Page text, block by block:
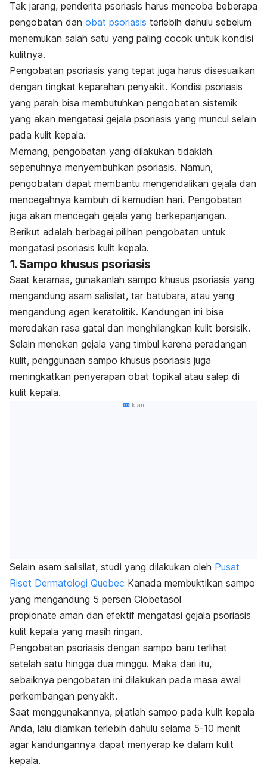
Tak jarang, penderita psoriasis harus mencoba beberapa
pengobatan dan obat psoriasis terlebih dahulu sebelum
menemukan salah satu yang paling cocok untuk kondisi
kulitnya.
Pengobatan psoriasis yang tepat juga harus disesuaikan
dengan tingkat keparahan penyakit. Kondisi psoriasis
yang parah bisa membutuhkan pengobatan sistemik
yang akan mengatasi gejala psoriasis yang muncul selain
pada kulit kepala.
Memang, pengobatan yang dilakukan tidaklah
sepenuhnya menyembuhkan psoriasis. Namun,
pengobatan dapat membantu mengendalikan gejala dan
mencegahnya kambuh di kemudian hari. Pengobatan
juga akan mencegah gejala yang berkepanjangan.
Berikut adalah berbagai pilihan pengobatan untuk
mengatasi psoriasis kulit kepala.
1. Sampo khusus psoriasis
Saat keramas, gunakanlah sampo khusus psoriasis yang
mengandung asam salisilat, tar batubara, atau yang
mengandung agen keratolitik. Kandungan ini bisa
meredakan rasa gatal dan menghilangkan kulit bersisik.
Selain menekan gejala yang timbul karena peradangan
kulit, penggunaan sampo khusus psoriasis juga
meningkatkan penyerapan obat topikal atau salep di
kulit kepala.
Iklan
Selain asam salisilat, studi yang dilakukan oleh Pusat
Riset Dermatologi Quebec Kanada membuktikan sampo
yang mengandung 5 persen Clobetasol
propionate aman dan efektif mengatasi gejala psoriasis
kulit kepala yang masih ringan.
Pengobatan psoriasis dengan sampo baru terlihat
setelah satu hingga dua minggu. Maka dari itu,
sebaiknya pengobatan ini dilakukan pada masa awal
perkembangan penyakit.
Saat menggunakannya, pijatlah sampo pada kulit kepala
Anda, lalu diamkan terlebih dahulu selama 5-10 menit
agar kandungannya dapat menyerap ke dalam kulit
kepala.